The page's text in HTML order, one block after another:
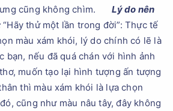
cũng không chìm.
Lý do nên
“Hãy thử một lần trong đời”: Thực tế
màu xám khói, lý do chính có lẽ là
bạn, nếu đã quá chán với hình ảnh
muốn tạo lại hình tượng ấn tượng
thì màu xám khói là lựa chọn
cũng như màu nâu tây, đây không